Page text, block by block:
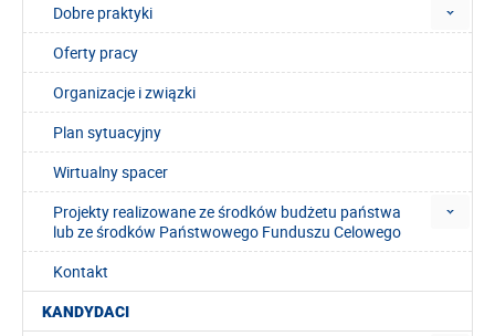
Dobre praktyki
Oferty pracy
Organizacje i związki
Plan sytuacyjny
Wirtualny spacer
Projekty realizowane ze środków budżetu państwa
lub ze środków Państwowego Funduszu Celowego
Kontakt
KANDYDACI